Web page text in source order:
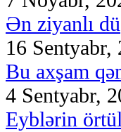
Ən ziyanlı
16 Sentyabr,
Bu axşam
4 Sentyabr,
Eyblərin